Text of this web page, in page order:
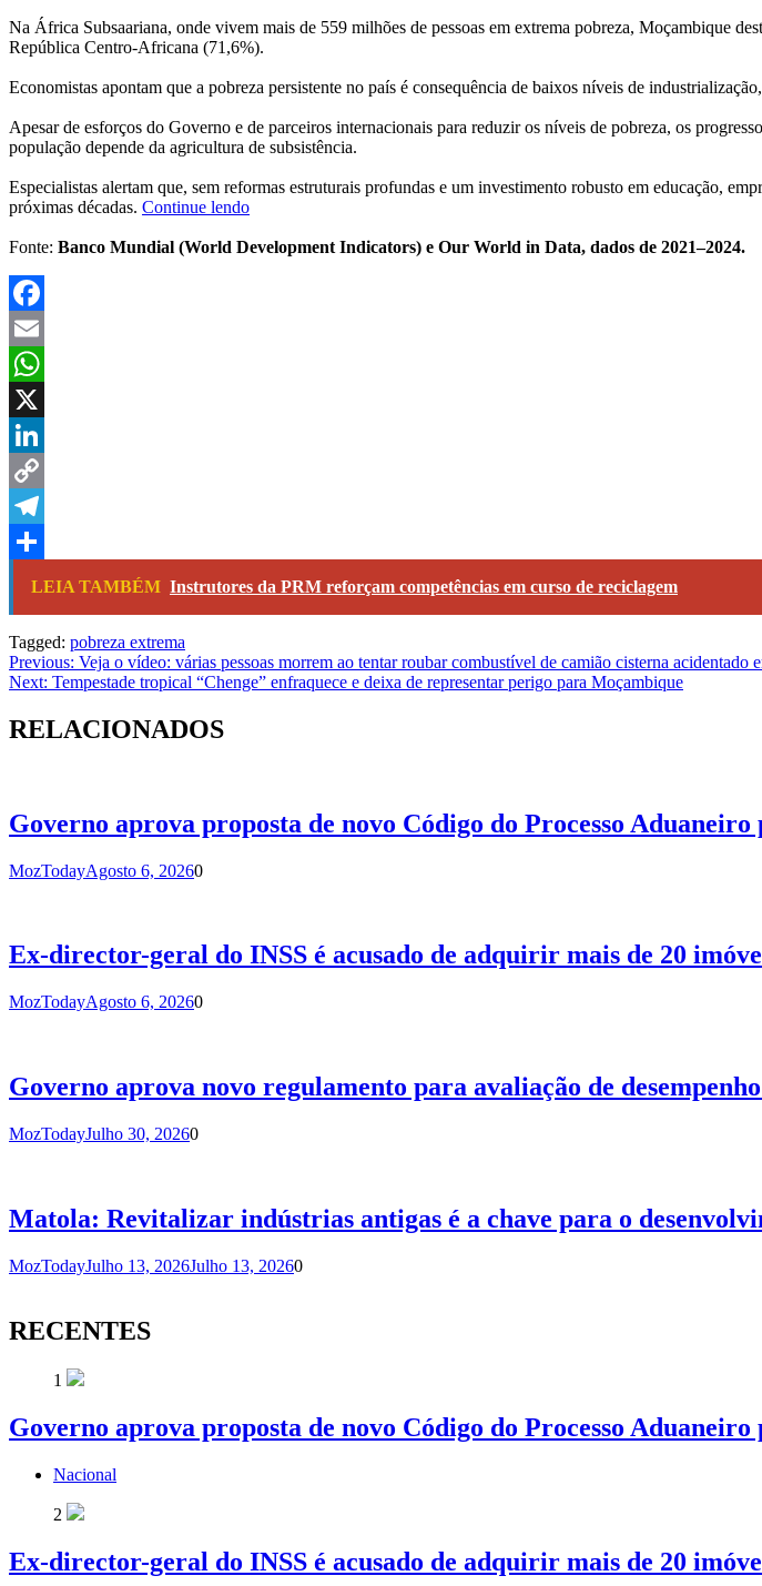
Na África Subsaariana, onde vivem mais de 559 milhões de pessoas em extrema pobreza, Moçambique
República Centro-Africana (71,6%).
Economistas apontam que a pobreza persistente no país é consequência de baixos níveis de
Apesar de esforços do Governo e de parceiros internacionais para reduzir os níveis de pobreza, os
população depende da agricultura de subsistência.
Especialistas alertam que, sem reformas estruturais profundas e um investimento robusto em educação,
próximas décadas. Continue lendo
Fonte: Banco Mundial (World Development Indicators) e Our World in Data, dados de 2021–2024.
Facebook
Email
WhatsApp
X
LinkedIn
Copy
Link
Telegram
Share
LEIA TAMBÉM Instrutores da PRM reforçam competências em curso de reciclagem
Tagged: pobreza extrema
Navegação
de
artigos
Previous: Veja o vídeo: várias pessoas morrem ao tentar roubar combustível de camião cisterna acidentado
Next: Tempestade tropical “Chenge” enfraquece e deixa de representar perigo para Moçambique
RELACIONADOS
Governo aprova proposta de novo Código do Processo
MozTodayAgosto 6, 20260
Ex-director-geral do INSS é acusado de adquirir mais de 20
MozTodayAgosto 6, 20260
Governo aprova novo regulamento para avaliação de
MozTodayJulho 30, 20260
Matola: Revitalizar indústrias antigas é a chave para o
MozTodayJulho 13, 2026Julho 13, 20260
RECENTES
1
Governo aprova proposta de novo Código do Processo
Nacional
2
Ex-director-geral do INSS é acusado de adquirir mais de 20